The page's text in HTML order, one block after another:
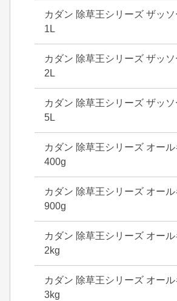
カダン 除草王シリーズ ザッソ
1L
カダン 除草王シリーズ ザッソ
2L
カダン 除草王シリーズ ザッソ
5L
カダン 除草王シリーズ オール
400g
カダン 除草王シリーズ オール
900g
カダン 除草王シリーズ オール
2kg
カダン 除草王シリーズ オール
3kg